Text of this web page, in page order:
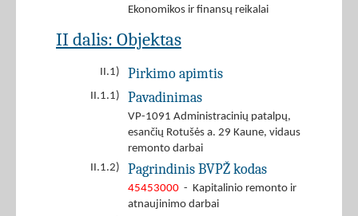
Ekonomikos ir finansų reikalai
II dalis: Objektas
II.1) Pirkimo apimtis
II.1.1) Pavadinimas
VP-1091 Administracinių patalpų,
esančių Rotušės a. 29 Kaune, vidaus
remonto darbai
II.1.2)
Pagrindinis BVPŽ kodas
45453000 - Kapitalinio remonto ir
atnaujinimo darbai